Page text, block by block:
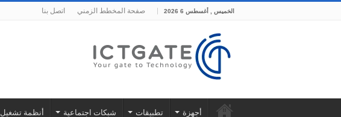
الخميس , أغسطس 6 2026 صفحة المخطط الزمني اتصل بنا
أجهزة تطبيقات شبكات اجتماعية أنظمة تشغيل